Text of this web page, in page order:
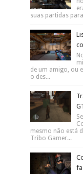
suas partidas
de um amigo, ou
o des...
mesmo não está
Tribo Gamer...